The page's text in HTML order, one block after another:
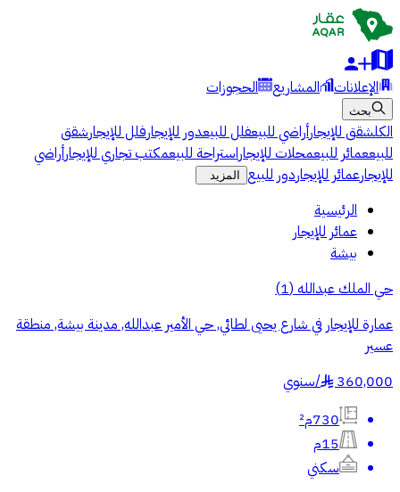
الإعلانات المشاريع الحجوزات
بحث
الكلشقق للإيجارأراضي للبيعفلل للبيعدور للإيجارفلل للإيجارشقق
للبيععمائر للبيعمحلات للإيجاراستراحة للبيعمكتب تجاري للإيجارأراضي
للإيجارعمائر للإيجاردور للبيع المزيد
الرئيسية
عمائر للإيجار
بيشة
حي الملك عبدالله(
1
)
عمارة للإيجار في شارع يحيى لطائي, حي الأمير عبدالله, مدينة بيشة, منطقة
عسير
360,000
§
/سنوي
730م²
15م
سكني